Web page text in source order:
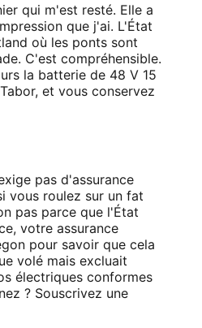
qui m'est resté. Elle a
que j'ai. L'État
où les ponts sont
C'est compréhensible.
la batterie de 48 V 15
et vous conservez
pas d'assurance
vous roulez sur un fat
pas parce que l'État
votre assurance
pour savoir que cela
volé mais excluait
électriques conformes
? Souscrivez une